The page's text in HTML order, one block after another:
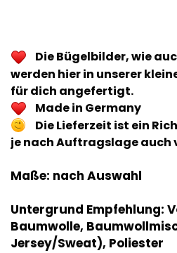
Die Bügelbilder, wie
werden hier in unserer
für dich angefertigt.
Made in Germany
Die Lieferzeit ist ein
je nach Auftragslage auch
Maße: nach Auswahl
Untergrund Empfehlung:
Baumwolle,
Jersey/Sweat), Poliester